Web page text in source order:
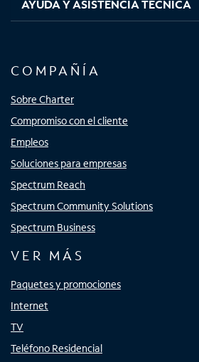
AYUDA Y ASISTENCIA TÉCNICA
COMPAÑÍA
Sobre Charter
Compromiso con el cliente
Empleos
Soluciones para empresas
Spectrum Reach
Spectrum Community Solutions
Spectrum Business
VER MÁS
Paquetes y promociones
Internet
TV
Teléfono Residencial